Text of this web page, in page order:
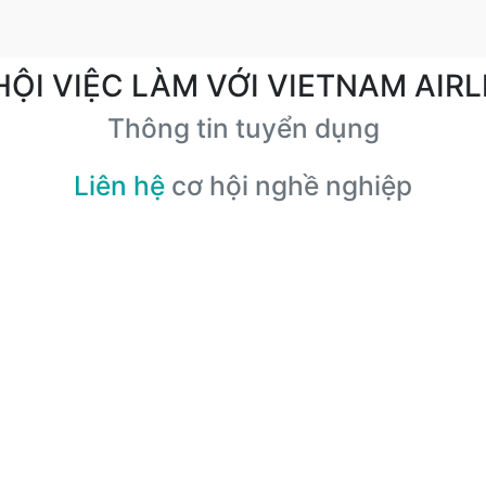
VIỆC LÀM VỚI VIETNAM
Thông tin tuyển dụng
Liên hệ cơ hội nghề nghiệp